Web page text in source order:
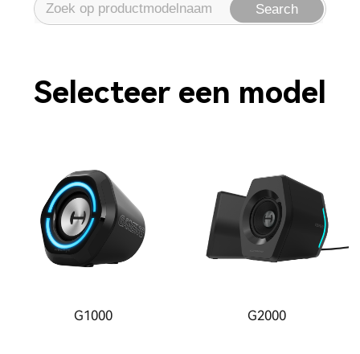
Search
Selecteer een model
G1000 G2000